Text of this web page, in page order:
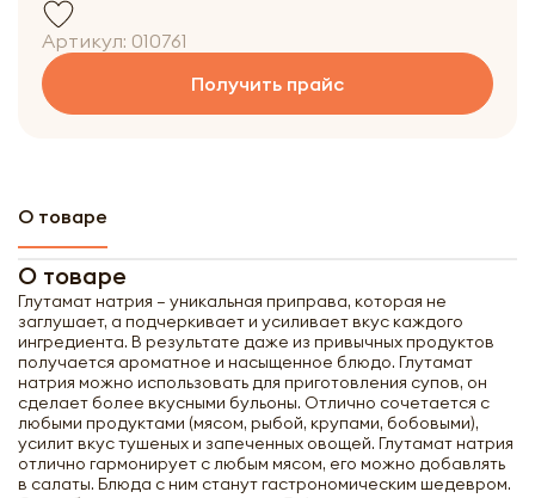
Артикул: 010761
Получить прайс
О товаре
О товаре
Глутамат натрия – уникальная приправа, которая не
заглушает, а подчеркивает и усиливает вкус каждого
ингредиента. В результате даже из привычных продуктов
получается ароматное и насыщенное блюдо. Глутамат
натрия можно использовать для приготовления супов, он
сделает более вкусными бульоны. Отлично сочетается с
любыми продуктами (мясом, рыбой, крупами, бобовыми),
усилит вкус тушеных и запеченных овощей. Глутамат натрия
отлично гармонирует с любым мясом, его можно добавлять
в салаты. Блюда с ним станут гастрономическим шедевром.